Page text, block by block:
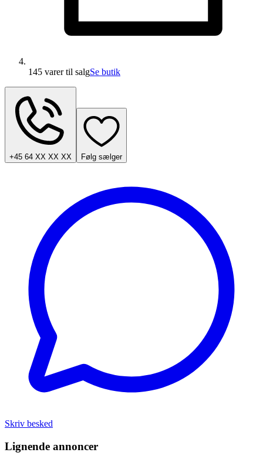
145 varertil salgSe butik
+45 64 XX XX XX Følg sælger
Skriv besked
Lignende annoncer